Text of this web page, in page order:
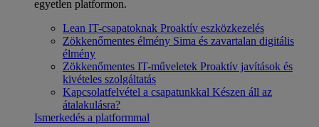
egyetlen platformon.
Lean IT-csapatoknak Proaktív eszközkezelés
Zökkenőmentes élmény Sima és zavartalan digitális
élmény
Zökkenőmentes IT-műveletek Proaktív javítások és
kivételes szolgáltatás
Kapcsolatfelvétel a csapatunkkal Készen áll az
átalakulásra?
Ismerkedés a platformmal